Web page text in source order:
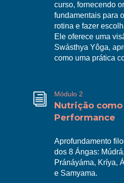
curso, fornecendo
fundamentais para
rotina e fazer
Ele oferece uma
Swásthya Yôga,
como uma prática
i Módulo 2
Nutrição
Performance
Aprofundamento
dos 8 Ángas:
Pránáyáma, Kríya,
e Samyama.